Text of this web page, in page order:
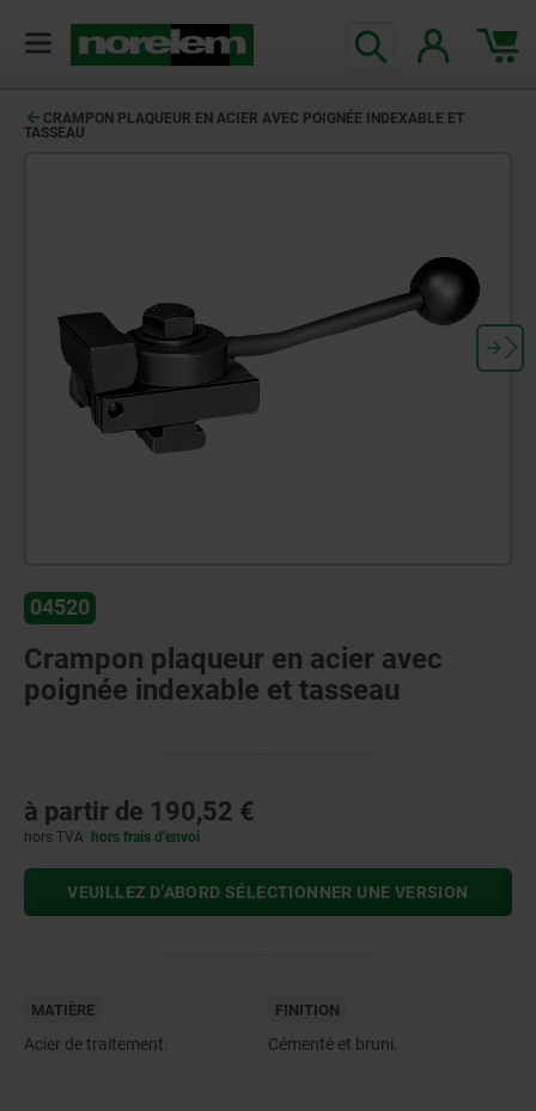
CRAMPON PLAQUEUR EN ACIER AVEC POIGNÉE INDEXABLE ET
TASSEAU
04520
Crampon plaqueur en acier avec
poignée indexable et tasseau
à partir de 190,52 €
hors TVA hors frais d’envoi
VEUILLEZ D’ABORD SÉLECTIONNER UNE VERSION
MATIÈRE
Acier de traitement.
FINITION
Cémenté et bruni.